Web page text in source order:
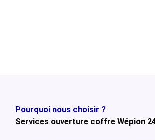
Pourquoi nous choisir ?
Services ouverture coffre Wépion